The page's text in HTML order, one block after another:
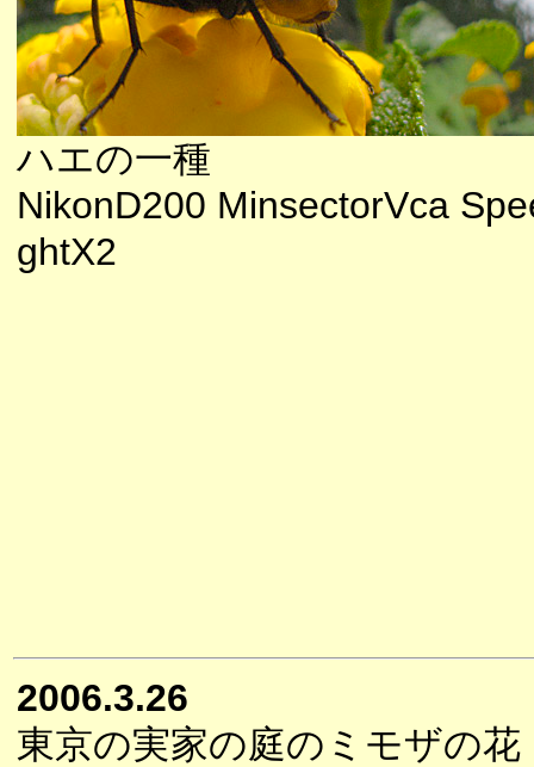
ハエの一種
NikonD200 MinsectorVca
ghtX2
2006.3.26
東京の実家の庭のミモザの花